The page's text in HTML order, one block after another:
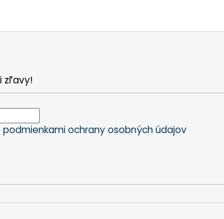
zľavy!
podmienkami ochrany osobných údajov